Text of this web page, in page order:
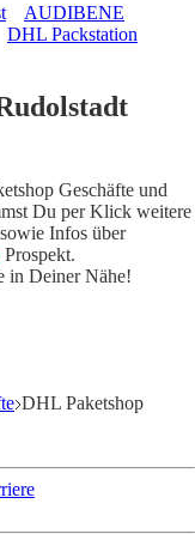
AUDIBENE
DHL Packstation
Geschäfte und
Du per Klick weitere
Infos über
Prospekt.
in Deiner Nähe!
DHL Paketshop